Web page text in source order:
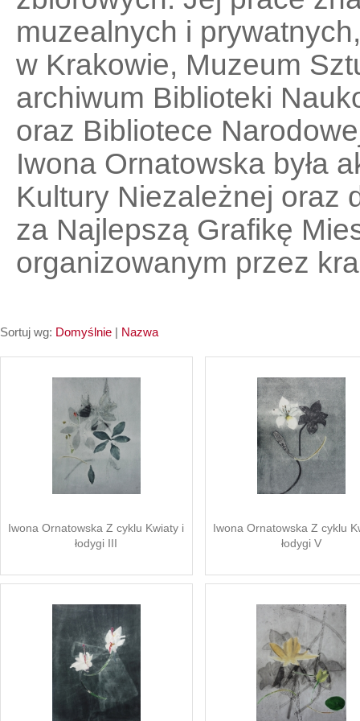
muzealnych i
w Krakowie, Muzeum
archiwum Biblioteki
oraz Bibliotece
Iwona Ornatowska była
Kultury Niezależnej oraz
za Najlepszą Grafikę
organizowanym przez
Sortuj wg: Domyślnie | Nazwa
Iwona Ornatowska Z cyklu Kwiaty i
łodygi III
Iwona Ornatowska Z cyklu
łodygi V